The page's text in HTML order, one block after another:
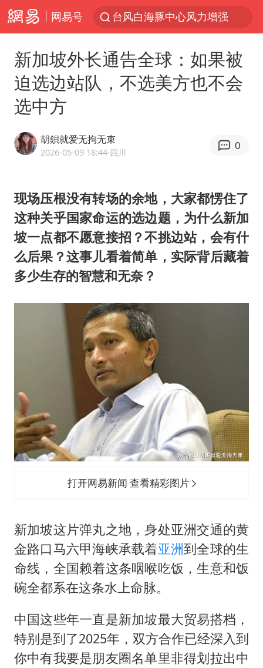
网易号
台风白海豚中心风力增强
四川宜宾高县4.9级地震致1死
百花奖开幕式
陈幸同晋级WTT横滨冠军赛8强
广东雷州通报特教老师招聘违规事件
两名乘客在飞机上因调节座椅起冲突
国防部：中国军队坚决反制任何闹海挑衅图谋
女儿为争财产堵门阻挠父亲出殡
今日立秋你咬秋了吗
夯实基础开新局
新加坡外长通告全球：如果被
迫选边站队，不选美方也不会
选中方
胡鋇就爱无拘无束
2026-05-09 18:44·四川
0
现场压根没有转场的余地，大家都愣住了
这种关乎国家命运的选边题，为什么新加
坡一点都不愿意接招？不挑边站，会有什
么后果？这事儿看着简单，实际背后藏着
多少生存的智慧和无奈？
打开网易新闻 查看精彩图片
新加坡这片弹丸之地，身处亚洲交通的黄
金路口马六甲海峡承载着亚洲到全球的生
命线，全国赖着这条咽喉吃饭，生意和饭
碗全都系在这条水上命脉。
中国这些年一直是新加坡最大贸易搭档，
特别是到了2025年，双方合作已经深入到
你中有我要是朋友圈名单里非得划拉出中